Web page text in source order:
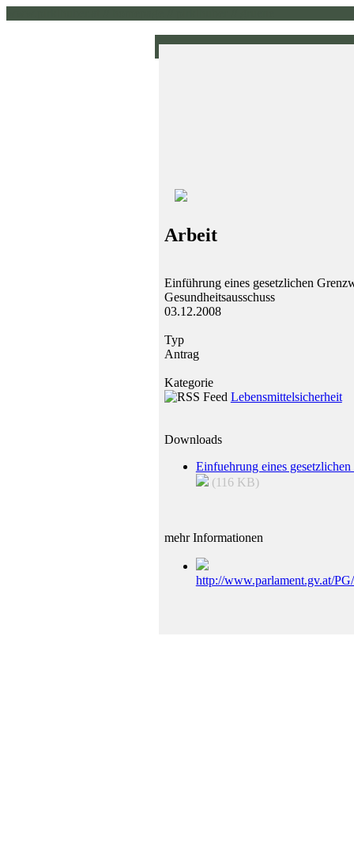
Arbeit
Einführung eines gesetzlichen
Gesundheitsausschuss
03.12.2008
Typ
Antrag
Kategorie
Lebensmittelsicherheit
Downloads
Einfuehrung eines
(116 KB)
mehr Informationen
http://www.parlament.gv.at/